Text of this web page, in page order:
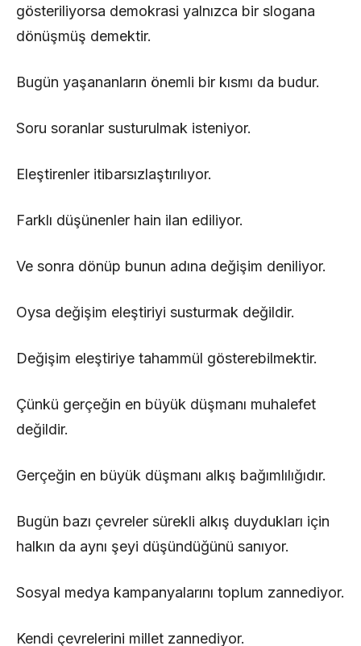
gösteriliyorsa demokrasi yalnızca bir slogana
dönüşmüş demektir.
Bugün yaşananların önemli bir kısmı da budur.
Soru soranlar susturulmak isteniyor.
Eleştirenler itibarsızlaştırılıyor.
Farklı düşünenler hain ilan ediliyor.
Ve sonra dönüp bunun adına değişim deniliyor.
Oysa değişim eleştiriyi susturmak değildir.
Değişim eleştiriye tahammül gösterebilmektir.
Çünkü gerçeğin en büyük düşmanı muhalefet
değildir.
Gerçeğin en büyük düşmanı alkış bağımlılığıdır.
Bugün bazı çevreler sürekli alkış duydukları için
halkın da aynı şeyi düşündüğünü sanıyor.
Sosyal medya kampanyalarını toplum zannediyor.
Kendi çevrelerini millet zannediyor.